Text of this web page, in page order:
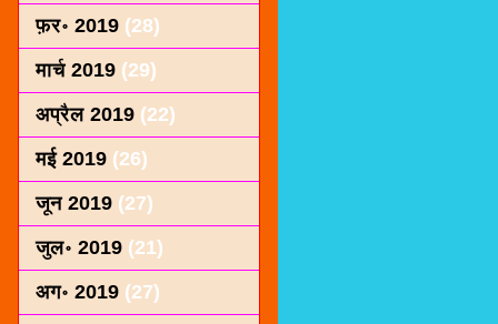
फ़र॰ 2019 (28)
मार्च 2019 (29)
अप्रैल 2019 (22)
मई 2019 (26)
जून 2019 (27)
जुल॰ 2019 (21)
अग॰ 2019 (27)